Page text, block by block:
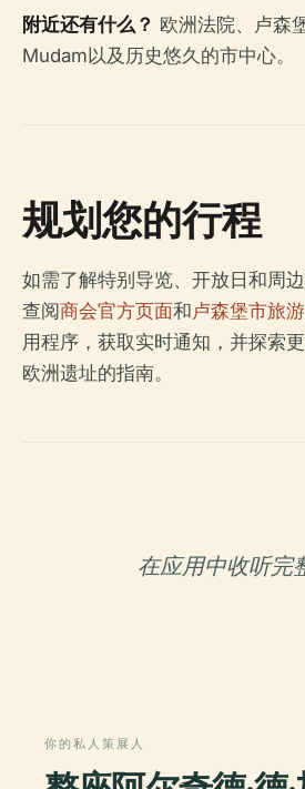
附近还有什么？ 欧洲法院、卢森
Mudam以及历史悠久的市中心。
规划您的行程
如需了解特别导览、开放日和周
查阅商会官方页面和卢森堡市旅
用程序，获取实时通知，并探索
欧洲遗址的指南。
在应用中收听完
你的私人策展人